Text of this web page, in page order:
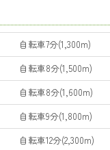
自転車7分(1,300m)
自転車8分(1,500m)
自転車8分(1,600m)
自転車9分(1,800m)
自転車12分(2,300m)